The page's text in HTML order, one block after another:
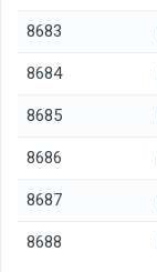
8683
8684
8685
8686
8687
8688